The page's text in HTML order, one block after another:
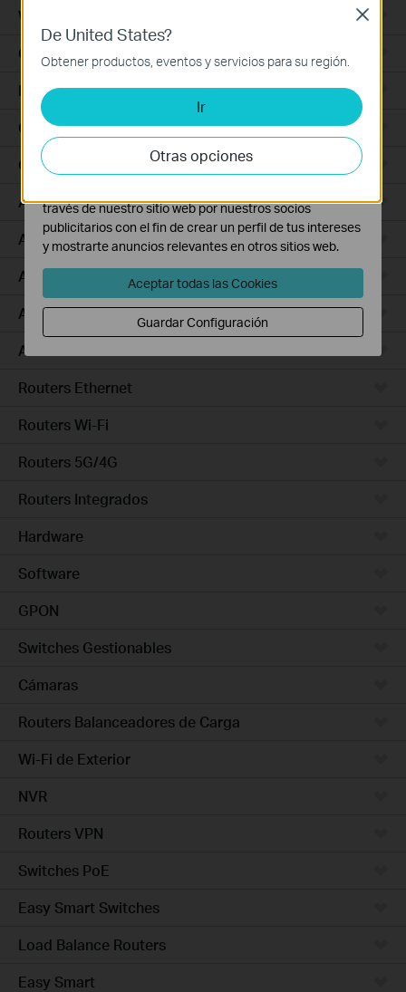
Wall Plate
Outdoor
Bridges
Campus
GPON
Access Plus
Aggregation
Access
Access Pro
Access Max
Routers Ethernet
Routers Wi-Fi
Routers 5G/4G
Routers Integrados
Hardware
Software
GPON
Switches Gestionables
Cámaras
Routers Balanceadores de Carga
Wi-Fi de Exterior
NVR
Routers VPN
Switches PoE
Easy Smart Switches
Load Balance Routers
Easy Smart
De United States?
Obtener productos, eventos y servicios para su región.
Ir
Otras opciones
Close
Cookies Básicas
Estas cookies son necesarias para el funcionamiento
del sitio web y no pueden desactivarse en tu sistema.
Cookies de Análisis y de Marketing
Las cookies de análisis nos permiten analizar tus
actividades en nuestro sitio web con el fin de mejorar y
adaptar la funcionalidad del mismo.
través de nuestro sitio web por nuestros socios
publicitarios con el fin de crear un perfil de tus intereses
y mostrarte anuncios relevantes en otros sitios web.
Aceptar todas las Cookies
Guardar Configuración